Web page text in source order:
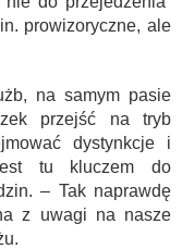
prowizoryczne, ale
na samym pasie
przejść na tryb
dystynkcje i
jest tu kluczem do
– Tak naprawdę
z uwagi na nasze